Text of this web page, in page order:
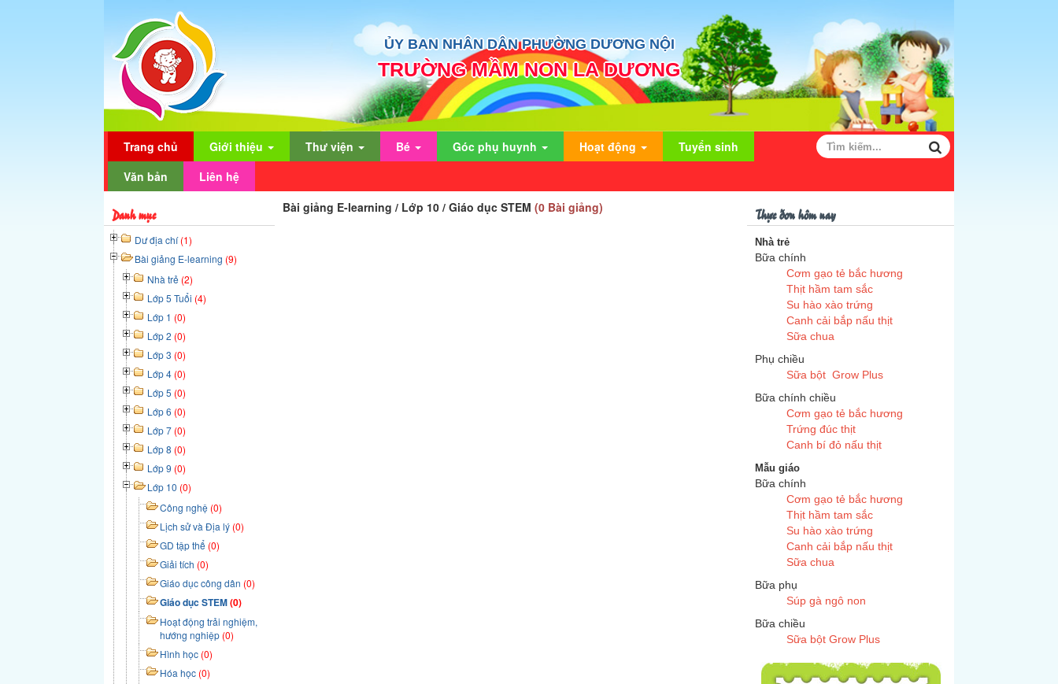
ỦY BAN NHÂN DÂN PHƯỜNG DƯƠNG NỘI
TRƯỜNG MẦM NON LA DƯƠNG
Trang chủ Giới thiệu Thư viện Bé Góc phụ huynh Hoạt động
Tuyển sinh
Văn bản
Liên hệ
Bài giảng E-learning / Lớp 10 / Giáo dục STEM(0 Bài giảng) Thực đơn hôm nay
Nhà trẻ
Bữa chính
Cơm gạo tẻ bắc hương
Thịt hầm tam sắc
Su hào xào trứng
Canh cải bắp nấu thịt
Sữa chua
Phụ chiều
Sữa bột Grow Plus
Bữa chính chiều
Cơm gạo tẻ bắc hương
Trứng đúc thịt
Canh bí đỏ nấu thịt
Mẫu giáo
Bữa chính
Cơm gạo tẻ bắc hương
Thịt hầm tam sắc
Su hào xào trứng
Canh cải bắp nấu thịt
Sữa chua
Bữa phụ
Súp gà ngô non
Bữa chiều
Sữa bột Grow Plus
Danh mục
Dư địa chí(1)
Bài giảng E-learning (9)
Nhà trẻ (2)
Lớp 5 Tuổi (4)
Lớp 1 (0)
Lớp 2 (0)
Lớp 3 (0)
Lớp 4 (0)
Lớp 5 (0)
Lớp 6 (0)
Lớp 7 (0)
Lớp 8 (0)
Lớp 9 (0)
Lớp 10 (0)
Công nghệ (0)
Lịch sử và Địa lý (0)
GD tập thể (0)
Giải tích (0)
Giáo dục công dân (0)
Giáo dục STEM(0)
Hoạt động trải nghiệm,
hướng nghiệp (0)
Hình học (0)
Hóa học (0)